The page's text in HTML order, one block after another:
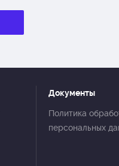
Документы
Политика
персональных